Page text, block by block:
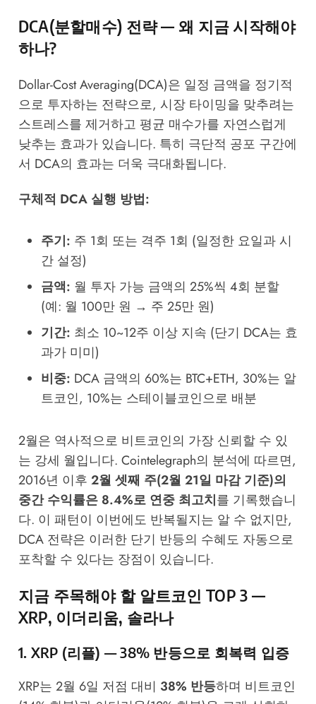
DCA(분할매수) 전략 — 왜 지금 시작해야
하나?
Dollar-Cost Averaging(DCA)은 일정 금액을 정기적
으로 투자하는 전략으로, 시장 타이밍을 맞추려는
스트레스를 제거하고 평균 매수가를 자연스럽게
낮추는 효과가 있습니다. 특히 극단적 공포 구간에
서 DCA의 효과는 더욱 극대화됩니다.
구체적 DCA 실행 방법:
주기: 주 1회 또는 격주 1회 (일정한 요일과 시
간 설정)
금액: 월 투자 가능 금액의 25%씩 4회 분할
(예: 월 100만 원 → 주 25만 원)
기간: 최소 10~12주 이상 지속 (단기 DCA는 효
과가 미미)
비중: DCA 금액의 60%는 BTC+ETH, 30%는 알
트코인, 10%는 스테이블코인으로 배분
2월은 역사적으로 비트코인의 가장 신뢰할 수 있
는 강세 월입니다. Cointelegraph의 분석에 따르면,
2016년 이후 2월 셋째 주(2월 21일 마감 기준)의
중간 수익률은 8.4%로 연중 최고치를 기록했습니
다. 이 패턴이 이번에도 반복될지는 알 수 없지만,
DCA 전략은 이러한 단기 반등의 수혜도 자동으로
포착할 수 있다는 장점이 있습니다.
지금 주목해야 할 알트코인 TOP 3 —
XRP, 이더리움, 솔라나
1. XRP (리플) — 38% 반등으로 회복력 입증
XRP는 2월 6일 저점 대비 38% 반등하며 비트코인